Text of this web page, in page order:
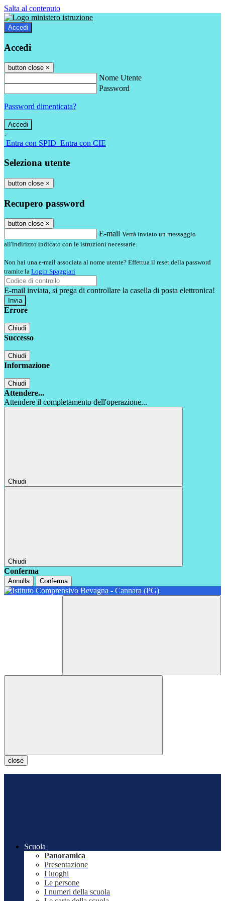
Salta al contenuto
Accedi
Accedi
button close ×
Nome Utente
Password
Password dimenticata?
-
Entra con SPID Entra con CIE
Seleziona utente
button close ×
Recupero password
button close ×
E-mail Verrà inviato un messaggio
all'indirizzo indicato con le istruzioni necessarie.
Non hai una e-mail associata al nome utente? Effettua il reset della password
tramite la Login Spaggiari
E-mail inviata, si prega di controllare la casella di posta elettronica!
Errore
Chiudi
Successo
Chiudi
Informazione
Chiudi
Attendere...
Attendere il completamento dell'operazione...
Chiudi
Chiudi
Conferma
Annulla Conferma
close
Scuola
Panoramica
Presentazione
I luoghi
Le persone
I numeri della scuola